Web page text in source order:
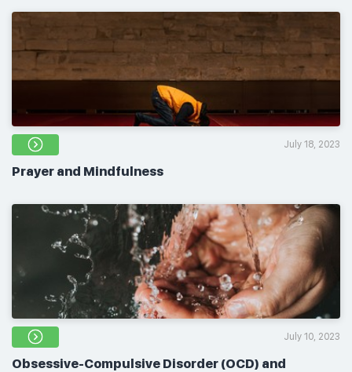
July 18, 2023
Prayer and Mindfulness
July 10, 2023
Obsessive-Compulsive Disorder (OCD) and